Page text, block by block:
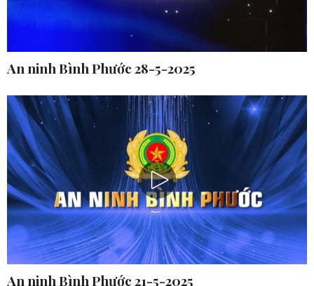
An ninh Bình Phước 28-5-2025
An ninh Bình Phước 21-5-2025